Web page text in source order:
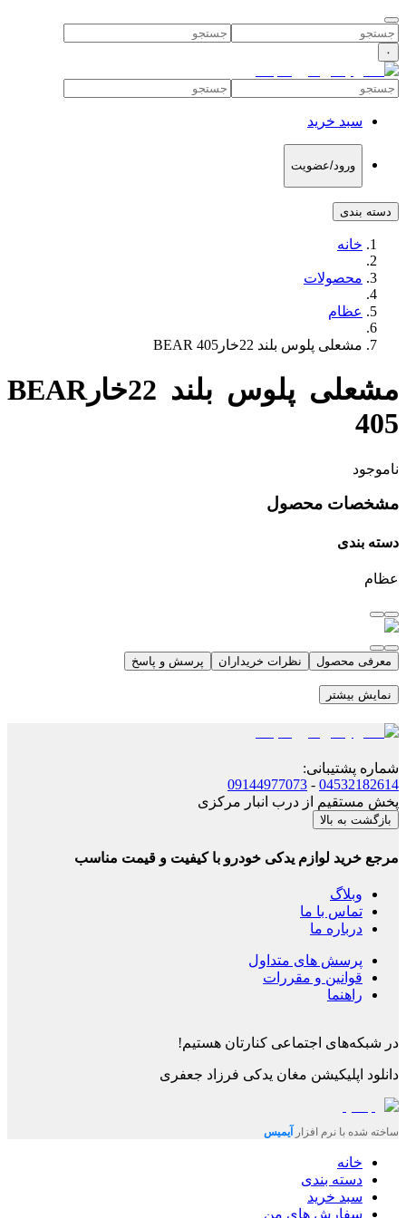
۰
سبد خرید
ورود/عضویت
دسته بندی
خانه
محصولات
عظام
مشعلی پلوس بلند 22خارBEAR 405
مشعلی پلوس بلند 22خارBEAR
405
ناموجود
مشخصات محصول
دسته بندی
عظام
معرفی محصول نظرات خریداران پرسش و پاسخ
نمایش بیشتر
شماره پشتیبانی:
04532182614
-
09144977073
پخش مستقیم از درب انبار مرکزی
بازگشت به بالا
مرجع خرید لوازم یدکی خودرو با کیفیت و قیمت مناسب
وبلاگ
تماس با ما
درباره ما
پرسش های متداول
قوانین و مقررات
راهنما
در شبکه‌های اجتماعی کنارتان هستیم!
دانلود اپلیکیشن مغان یدکی فرزاد جعفری
ساخته شده با نرم افزار آیمیس
خانه
دسته بندی
سبد خرید
سفارش های من